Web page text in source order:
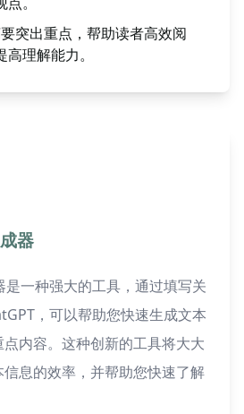
突出重点，帮助读者高效阅
理解能力。
器
是一种强大的工具，通过填写关
，可以帮助您快速生成文本
内容。这种创新的工具将大大
息的效率，并帮助您快速了解